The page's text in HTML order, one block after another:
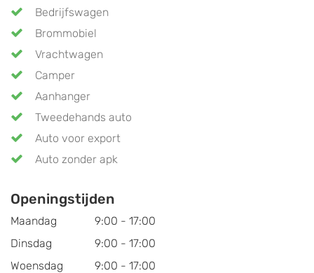
Bedrijfswagen
Brommobiel
Vrachtwagen
Camper
Aanhanger
Tweedehands auto
Auto voor export
Auto zonder apk
Openingstijden
Maandag
9:00 - 17:00
Dinsdag
9:00 - 17:00
Woensdag
9:00 - 17:00